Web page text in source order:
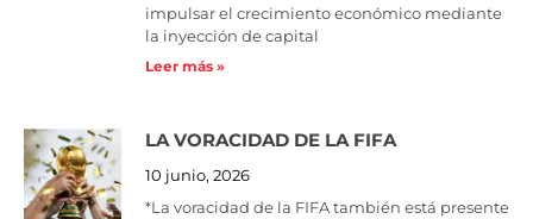
impulsar el crecimiento económico mediante
la inyección de capital
Leer más »
LA VORACIDAD DE LA FIFA
10 junio, 2026
*La voracidad de la FIFA también está presente